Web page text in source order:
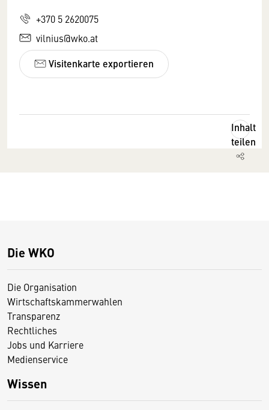
+370 5 2620075
vilnius@wko.at
Visitenkarte exportieren
Inhalt
teilen
Die WKO
Die Organisation
Wirtschaftskammerwahlen
Transparenz
Rechtliches
Jobs und Karriere
Medienservice
Wissen